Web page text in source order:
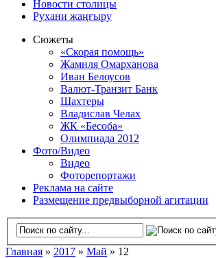
Новости столицы
Рухани жаңғыру
Сюжеты
«Скорая помощь»
Жамиля Омарханова
Иван Белоусов
Валют-Транзит Банк
Шахтеры
Владислав Челах
ЖК «Бесоба»
Олимпиада 2012
Фото/Видео
Видео
Фоторепортажи
Реклама на сайте
Размещение предвыборной агитации
Главная » 2017 » Май » 12